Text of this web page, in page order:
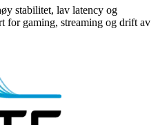
stabilitet, lav latency og
for gaming, streaming og drift av